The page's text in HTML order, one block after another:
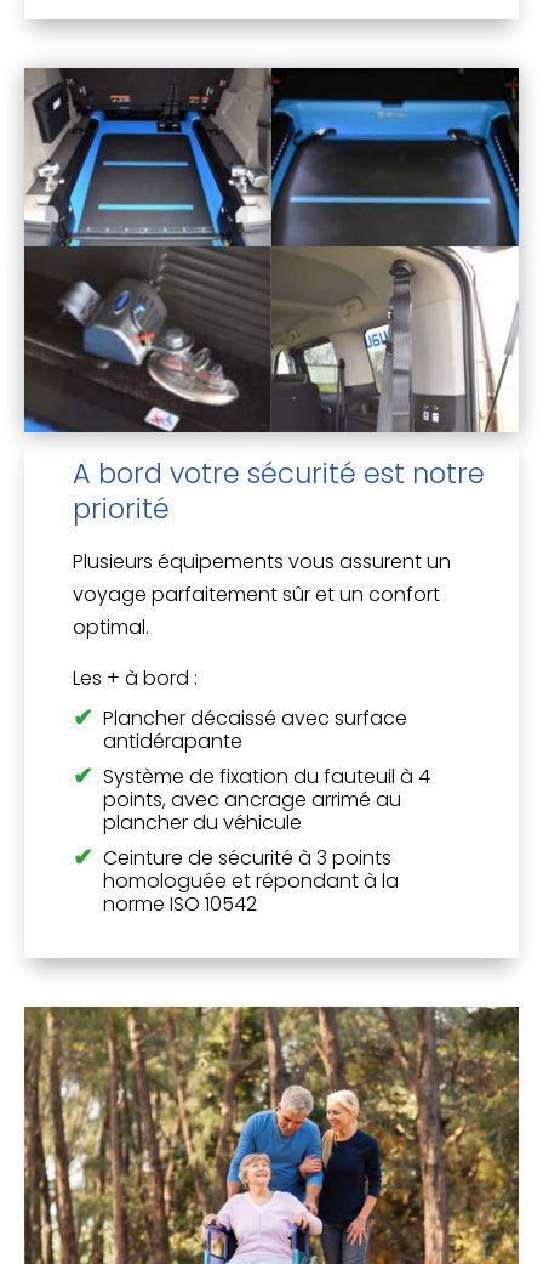
A bord votre sécurité est notre
priorité
Plusieurs équipements vous assurent un
voyage parfaitement sûr et un confort
optimal.
Les + à bord :
Plancher décaissé avec surface
antidérapante
Système de fixation du fauteuil à 4
points, avec ancrage arrimé au
plancher du véhicule
Ceinture de sécurité à 3 points
homologuée et répondant à la
norme ISO 10542